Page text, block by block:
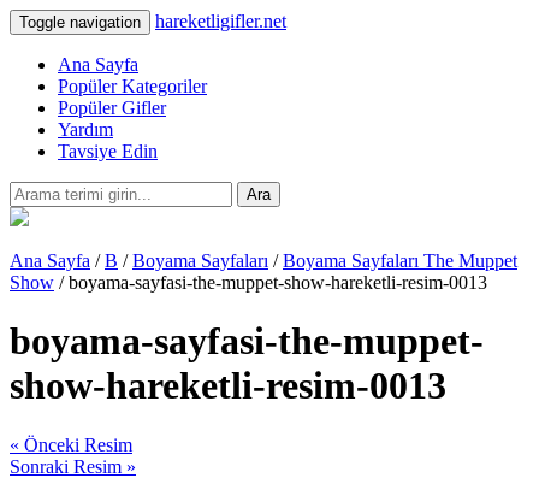
Toggle navigation hareketligifler.net
Ana Sayfa
Popüler Kategoriler
Popüler Gifler
Yardım
Tavsiye Edin
Ara
Ana Sayfa /B /Boyama Sayfaları /Boyama Sayfaları The Muppet
Show / boyama-sayfasi-the-muppet-show-hareketli-resim-0013
boyama-sayfasi-the-muppet-
show-hareketli-resim-0013
« Önceki Resim
Sonraki Resim »